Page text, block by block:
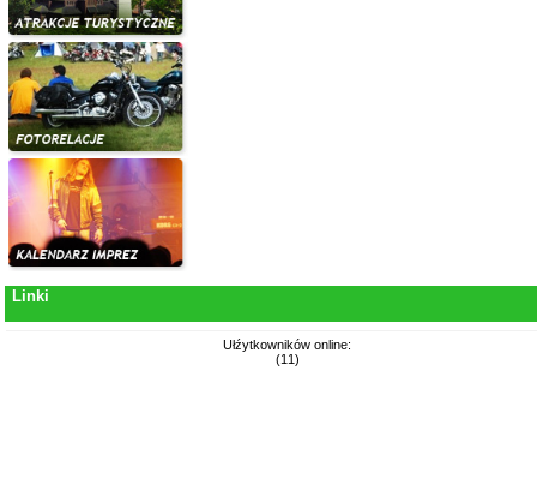
Linki
Ułźytkowników online:
(11)